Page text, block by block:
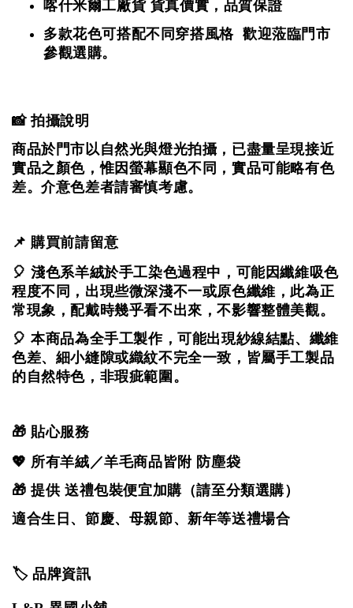
喀什米爾工廠貨 貨真價實，品質保證
多款花色可搭配不同穿搭風格 歡迎蒞臨門市
參觀選購。
📸 拍攝說明
商品於門市以自然光與燈光拍攝， 已盡量呈現接近
實品之顏色，惟因螢幕顯色不同，實品可能略有色
差。介意色差者請審慎考慮。
📌 購買前請留意
🎈 淺色系羊絨於手工染色過程中，可能因纖維吸色
程度不同，出現些微深淺不一或原色纖維，此為正
常現象，配戴時幾乎看不出來，不影響整體美觀。
🎈 本商品為全手工製作，可能出現紗線結點、纖維
色差、細小縫隙或織紋不完全一致， 皆屬手工製品
的自然特色，非瑕疵範圍。
🎁 貼心服務
💖 所有羊絨／羊毛商品皆附 防塵袋
🎁 提供 送禮包裝便宜加購（請至分類選購）
適合生日、節慶、母親節、新年等送禮場合
🏷️ 品牌資訊